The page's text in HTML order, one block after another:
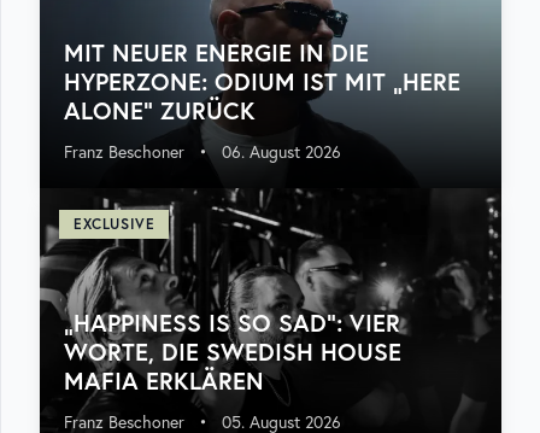
MIT NEUER ENERGIE IN DIE
HYPERZONE: ODIUM IST MIT „HERE
ALONE“ ZURÜCK
Franz Beschoner • 06. August 2026
EXCLUSIVE
„HAPPINESS IS SO SAD“: VIER
WORTE, DIE SWEDISH HOUSE
MAFIA ERKLÄREN
Franz Beschoner • 05. August 2026